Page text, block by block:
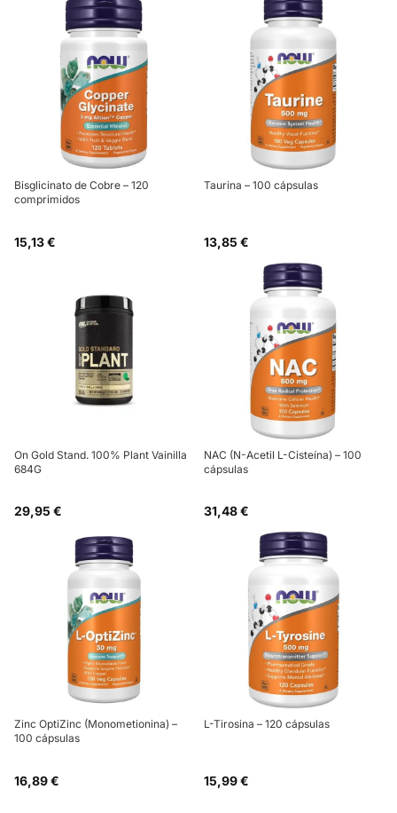
Bisglicinato de Cobre – 120
comprimidos
15,13 €
Taurina – 100 cápsulas
13,85 €
On Gold Stand. 100% Plant Vainilla
684G
29,95 €
NAC (N-Acetil L-Cisteína) – 100
cápsulas
31,48 €
Zinc OptiZinc (Monometionina) –
100 cápsulas
16,89 €
L-Tirosina – 120 cápsulas
15,99 €